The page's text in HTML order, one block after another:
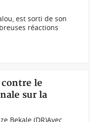
est sorti de son
réactions
le
sur la
Bekale (DR)Avec